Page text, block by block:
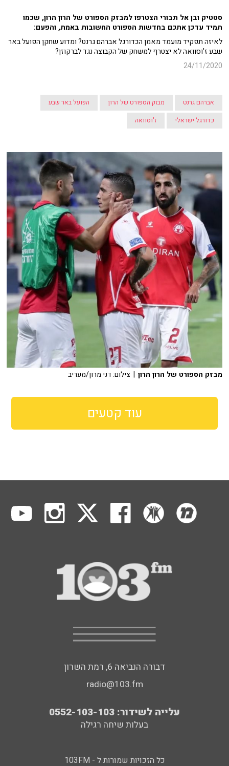
סטטיק ובן אל תבורי הצטרפו למבזק הספורט של הרון הרון, שכמו
תמיד עדכן אתכם בחדשות הספורט החשובות באמת, והפעם:
לאיזה תפקיד מועמד מאמן הכדורגל אברהם גרנט? ומדוע שחקן הפועל באר
שבע ז'וסוואה לא יצטרף למשחק של הקבוצה נגד לברקוזן?
24/11/2020
אברהם גרנט מבזק הספורט של הרון
הפועל באר שבע
כדורגל ישראלי
ז'וסוואה
מבזק הספורט של הרון הרון | צילום: דני מרון/מעריב
עוד קטעים
דבורה הנביאה 6, רמת השרון
radio@103.fm
עלייה לשידור: 0552-103-103
בעלות שיחה רגילה
כל הזכויות שמורות ל - 103FM